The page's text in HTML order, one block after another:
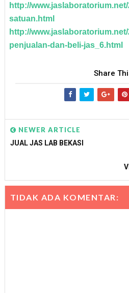
http://
satuan.html
http://
penjualan-dan-beli-jas_6.html
Share
NEWER ARTICLE
JUAL JAS LAB BEKASI
TIDAK ADA KOMENTAR: